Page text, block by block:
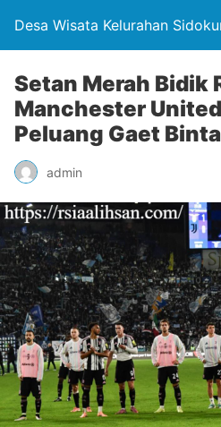
Desa Wisata Kelurahan
Setan Merah Bidik
Manchester
Peluang Gaet
admin